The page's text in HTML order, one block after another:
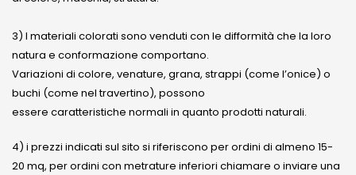
3) I materiali colorati sono venduti con le difformità che la loro
natura e conformazione comportano.
Variazioni di colore, venature, grana, strappi (come l’onice) o
buchi (come nel travertino), possono
essere caratteristiche normali in quanto prodotti naturali.
4) i prezzi indicati sul sito si riferiscono per ordini di almeno 15-
20 mq, per ordini con metrature inferiori chiamare o inviare una